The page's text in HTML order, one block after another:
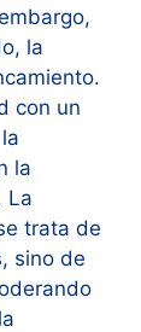
la
con un
la
La
trata de
sino de